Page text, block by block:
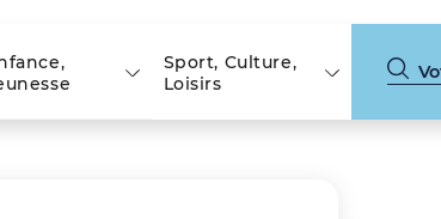
Sport, Culture,
Loisirs